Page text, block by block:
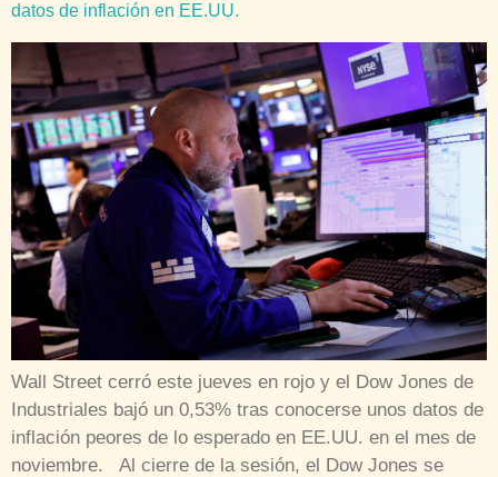
datos de inflación en EE.UU.
Wall Street cerró este jueves en rojo y el Dow Jones de
Industriales bajó un 0,53% tras conocerse unos datos de
inflación peores de lo esperado en EE.UU. en el mes de
noviembre. Al cierre de la sesión, el Dow Jones se